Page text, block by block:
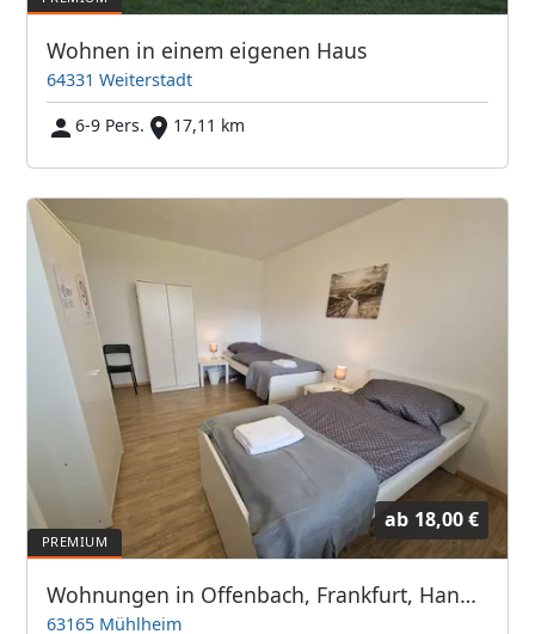
Wohnen in einem eigenen Haus
64331 Weiterstadt
6-9 Pers.
17,11 km
ab 18,00 €
Wohnungen in Offenbach, Frankfurt, Hanau, Eschborn und Umgebung
63165 Mühlheim